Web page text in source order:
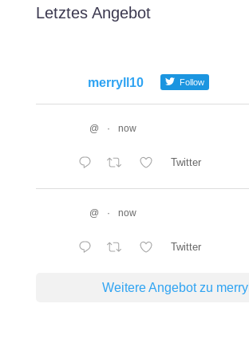
Letztes Angebot
merryll10 Follow
@ · now
Twitter
@ · now
Twitter
Weitere Angebot zu merryll